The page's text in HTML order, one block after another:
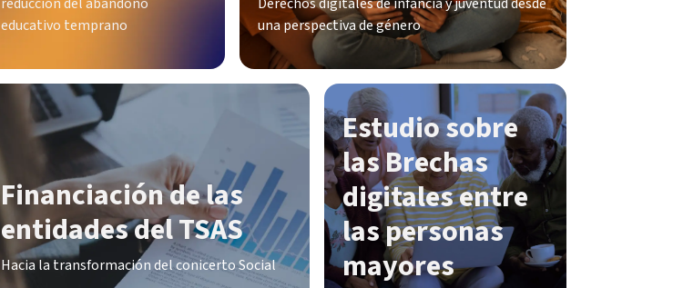
educativo temprano
una perspectiva de género
Financiación de las
entidades del TSAS
Hacia la transformación del conicerto Social
Estudio sobre
las Brechas
digitales entre
las personas
mayores